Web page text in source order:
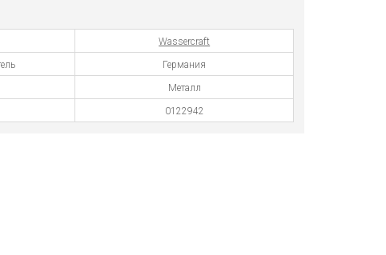
Wassercraft
Германия
Металл
0122942